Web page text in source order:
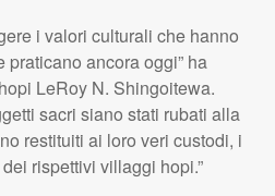
i valori culturali che hanno
praticano ancora oggi” ha
LeRoy N. Shingoitewa.
sacri siano stati rubati alla
restituiti ai loro veri custodi, i
rispettivi villaggi hopi.”